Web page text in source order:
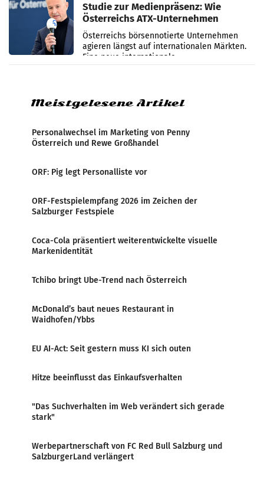
Studie zur Medienpräsenz: Wie
Österreichs ATX-Unternehmen
international wahrgenommen
werden
Österreichs börsennotierte Unternehmen
agieren längst auf internationalen Märkten.
Eine neue internationale
Medienresonanzanalyse untersucht die
Meistgelesene Artikel
Personalwechsel im Marketing von Penny
Österreich und Rewe Großhandel
ORF: Pig legt Personalliste vor
ORF-Festspielempfang 2026 im Zeichen der
Salzburger Festspiele
Coca-Cola präsentiert weiterentwickelte visuelle
Markenidentität
Tchibo bringt Ube-Trend nach Österreich
McDonald’s baut neues Restaurant in
Waidhofen/Ybbs
EU AI-Act: Seit gestern muss KI sich outen
Hitze beeinflusst das Einkaufsverhalten
"Das Suchverhalten im Web verändert sich gerade
stark"
Werbepartnerschaft von FC Red Bull Salzburg und
SalzburgerLand verlängert